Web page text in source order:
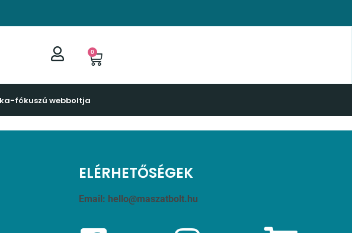
0
fókuszú webboltja
ELÉRHETŐSÉGEK
Email: hello@maszatbolt.hu